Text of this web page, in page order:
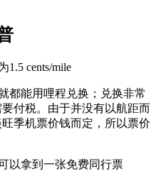
cents/mile
都能用哩程兑换；兑换非常
付税。由于并没有以航距而
季机票价钱而定，所以票价
以拿到一张免费同行票